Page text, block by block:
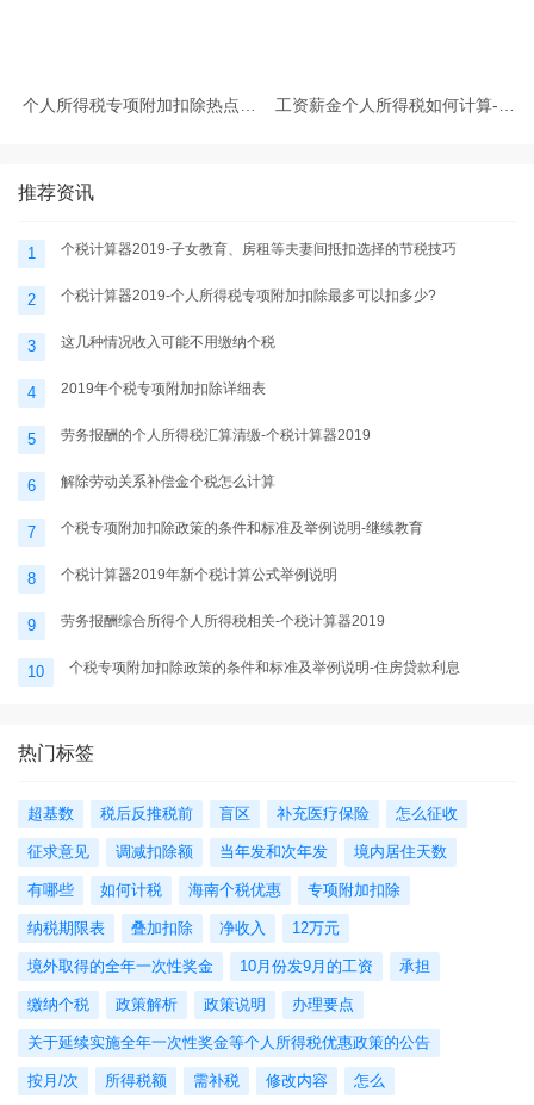
个人所得税专项附加扣除热点问
工资薪金个人所得税如何计算-个
推荐资讯
1 个税计算器2019-子女教育、房租等夫妻间抵扣选择的节税技巧
2 个税计算器2019-个人所得税专项附加扣除最多可以扣多少?
3 这几种情况收入可能不用缴纳个税
4 2019年个税专项附加扣除详细表
5 劳务报酬的个人所得税汇算清缴-个税计算器2019
6 解除劳动关系补偿金个税怎么计算
7 个税专项附加扣除政策的条件和标准及举例说明-继续教育
8 个税计算器2019年新个税计算公式举例说明
9 劳务报酬综合所得个人所得税相关-个税计算器2019
10 个税专项附加扣除政策的条件和标准及举例说明-住房贷款利息
热门标签
超基数 税后反推税前 盲区 补充医疗保险 怎么征收
征求意见 调减扣除额 当年发和次年发 境内居住天数
有哪些 如何计税 海南个税优惠 专项附加扣除
纳税期限表 叠加扣除 净收入 12万元
境外取得的全年一次性奖金 10月份发9月的工资 承担
缴纳个税 政策解析 政策说明 办理要点
关于延续实施全年一次性奖金等个人所得税优惠政策的公告
按月/次 所得税额 需补税 修改内容 怎么